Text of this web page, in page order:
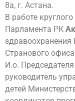
8a, г. Астана.
В работе
Парламента РК
здравоохранения
Странового
И.о.
руководитель
детей